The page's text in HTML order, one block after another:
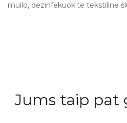
muilo, dezinfekuokite tekstiline
Jums taip pat